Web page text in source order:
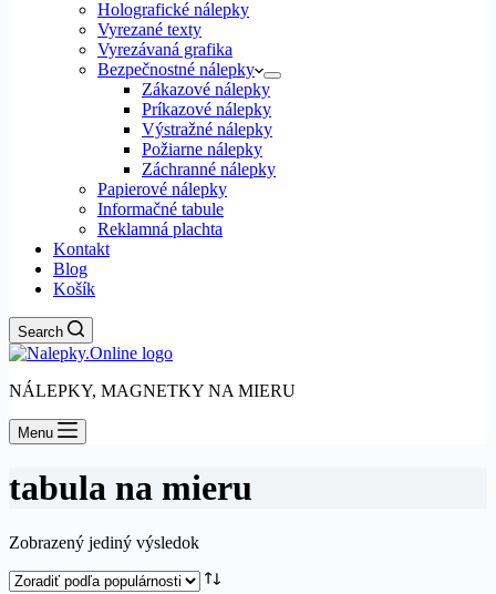
Holografické nálepky
Vyrezané texty
Vyrezávaná grafika
Bezpečnostné nálepky
Zákazové nálepky
Príkazové nálepky
Výstražné nálepky
Požiarne nálepky
Záchranné nálepky
Papierové nálepky
Informačné tabule
Reklamná plachta
Kontakt
Blog
Košík
Search
NÁLEPKY, MAGNETKY NA MIERU
Menu
tabula na mieru
Zobrazený jediný výsledok